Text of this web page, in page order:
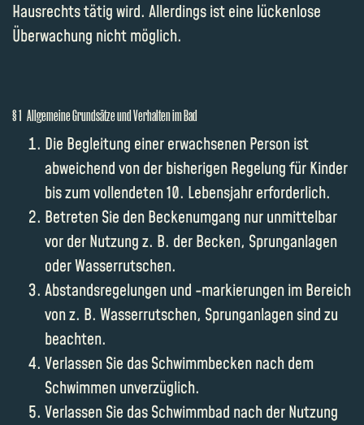
Hausrechts tätig wird. Allerdings ist eine lückenlose
Überwachung nicht möglich.
§ 1 Allgemeine Grundsätze und Verhalten im Bad
Die Begleitung einer erwachsenen Person ist
abweichend von der bisherigen Regelung für Kinder
bis zum vollendeten 10. Lebensjahr erforderlich.
Betreten Sie den Beckenumgang nur unmittelbar
vor der Nutzung z. B. der Becken, Sprunganlagen
oder Wasserrutschen.
Abstandsregelungen und -markierungen im Bereich
von z. B. Wasserrutschen, Sprunganlagen sind zu
beachten.
Verlassen Sie das Schwimmbecken nach dem
Schwimmen unverzüglich.
Verlassen Sie das Schwimmbad nach der Nutzung